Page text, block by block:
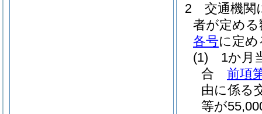
2
交通機関
者が定め
各号に定
(1)
1か月
合 前項
由に係る
等が